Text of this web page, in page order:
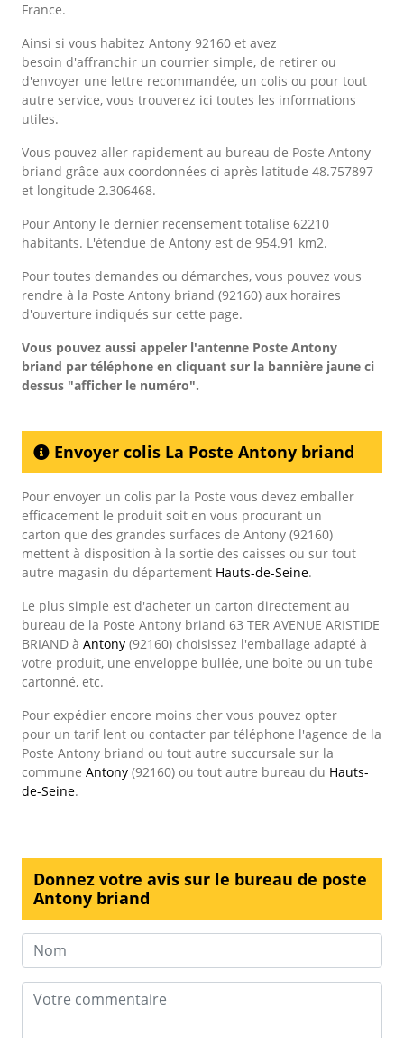
France.
Ainsi si vous habitez Antony 92160 et avez
besoin d'affranchir un courrier simple, de retirer ou
d'envoyer une lettre recommandée, un colis ou pour tout
autre service, vous trouverez ici toutes les informations
utiles.
Vous pouvez aller rapidement au bureau de Poste Antony
briand grâce aux coordonnées ci après latitude 48.757897
et longitude 2.306468.
Pour Antony le dernier recensement totalise 62210
habitants. L'étendue de Antony est de 954.91 km2.
Pour toutes demandes ou démarches, vous pouvez vous
rendre à la Poste Antony briand (92160) aux horaires
d'ouverture indiqués sur cette page.
Vous pouvez aussi appeler l'antenne Poste Antony
briand par téléphone en cliquant sur la bannière jaune ci
dessus "afficher le numéro".
Envoyer colis La Poste Antony briand
Pour envoyer un colis par la Poste vous devez emballer
efficacement le produit soit en vous procurant un
carton que des grandes surfaces de Antony (92160)
mettent à disposition à la sortie des caisses ou sur tout
autre magasin du département Hauts-de-Seine.
Le plus simple est d'acheter un carton directement au
bureau de la Poste Antony briand 63 TER AVENUE ARISTIDE
BRIAND à Antony (92160) choisissez l'emballage adapté à
votre produit, une enveloppe bullée, une boîte ou un tube
cartonné, etc.
Pour expédier encore moins cher vous pouvez opter
pour un tarif lent ou contacter par téléphone l'agence de la
Poste Antony briand ou tout autre succursale sur la
commune Antony (92160) ou tout autre bureau du Hauts-
de-Seine.
Donnez votre avis sur le bureau de poste
Antony briand